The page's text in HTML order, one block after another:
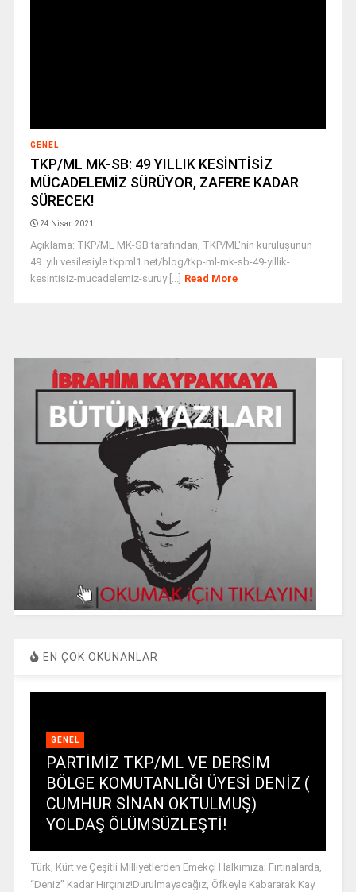
GENEL
TKP/ML MK-SB: 49 YILLIK KESİNTİSİZ
MÜCADELEMİZ SÜRÜYOR, ZAFERE KADAR
SÜRECEK!
24 Nisan 2021
Açıklama: TKP/ML MK-SB tarafından, TKP/ML'nin kuruluşunun
49. yılı vesilesiyle tkpml1.net/blog/tkp-ml-mk-sb-49-yillik-
kesintisiz-mucadelemiz-suruy [...] Read More
EN ÇOK OKUNANLAR
GENEL
PARTİMİZ TKP/ML VE DERSİM
BÖLGE KOMUTANLIĞI ÜYESİ DENİZ (
CUMHUR SİNAN OKTULMUŞ)
YOLDAŞ ÖLÜMSÜZLEŞTİ!
Türk, Kürt ve Çeşitli Milliyetlerden Emekçi Halkımıza; Fırtınalarda,
“Deniz” Kadar Hırçınız!Durulmayacağız, Öfkeyle Kabararak Kay